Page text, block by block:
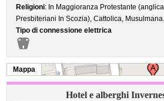
Religioni: In Maggioranza Protestante
Presbiteriani In Scozia), Cattolica, Musulmana.
Tipo di connessione elettrica
Mappa
Hotel e alberghi